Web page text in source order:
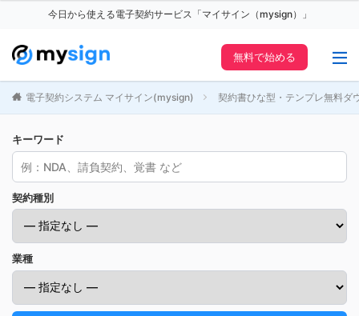
今日から使える電子契約サービス「マイサイン（mysign）」
無料で始める
電子契約システム マイサイン(mysign) 契約書ひな型・テンプレ無料ダ
キーワード
契約種別
業種